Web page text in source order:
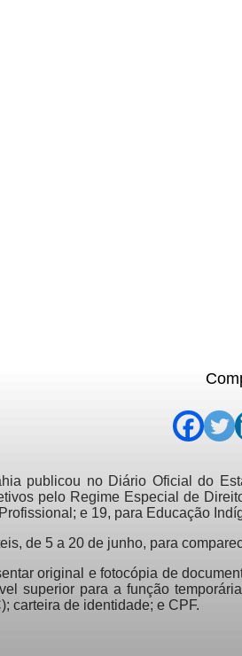
publicou no Diário Oficial do
pelo Regime Especial de
e 19, para Educação
de 5 a 20 de junho, para
original e fotocópia de
superior para a função
carteira de identidade; e CPF.